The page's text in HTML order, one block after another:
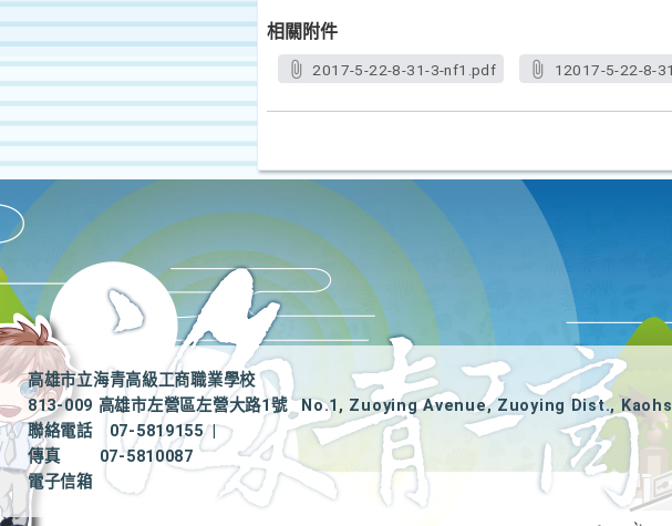
相關附件
2017-5-22-8-31-3-nf1.pdf 12017-5-22-8-
高雄市立海青高級工商職業學校
813-009 高雄市左營區左營大路1號
No.1, Zuoying Avenue, Zuoying Dist.,
聯絡電話
07-5819155
|
傳真
07-5810087
電子信箱